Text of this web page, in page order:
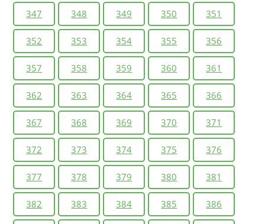
347 348 349 350 351
352 353 354 355 356
357 358 359 360 361
362 363 364 365 366
367 368 369 370 371
372 373 374 375 376
377 378 379 380 381
382 383 384 385 386